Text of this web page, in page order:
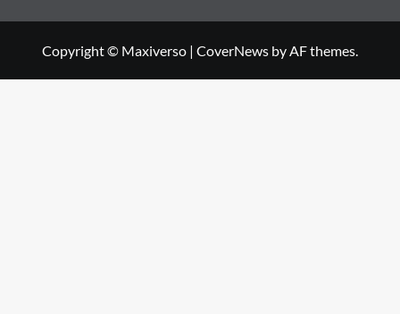
Copyright © Maxiverso | CoverNews by AF themes.